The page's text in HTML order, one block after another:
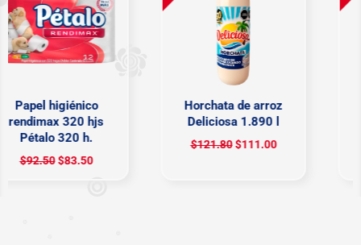
Papel higiénico
rendimax 320 hjs
Pétalo 320 h.
$92.50$83.50
Horchata de arroz
Deliciosa 1.890 l
$121.80$111.00